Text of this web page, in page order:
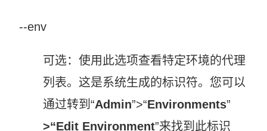
--env
可选：使用此选项查看特定环境的代理
列表。这是系统生成的标识符。您可以
通过转到“Admin”>“Environments”
>“Edit Environment”来找到此标识